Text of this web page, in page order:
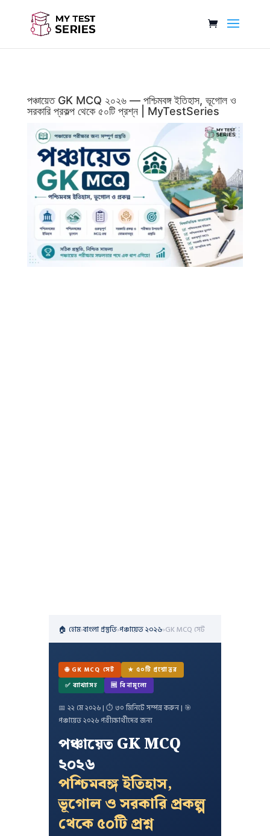
পঞ্চায়েত GK MCQ ২০২৬ — পশ্চিমবঙ্গ ইতিহাস, ভূগোল ও
সরকারি প্রকল্প থেকে ৫০টি প্রশ্ন | MyTestSeries
🏠 হোম›বাংলা প্রস্তুতি›পঞ্চায়েত ২০২৬›GK MCQ সেট
🌐 GK MCQ সেট
★ ৫০টি প্রশ্নোত্তর
✅ ব্যাখ্যাসহ
🆓 বিনামূল্যে
📅 ২২ মে ২০২৬ | ⏱ ৩০ মিনিটে সম্পন্ন করুন | 🎯
পঞ্চায়েত ২০২৬ পরীক্ষার্থীদের জন্য
পঞ্চায়েত GK MCQ
২০২৬
পশ্চিমবঙ্গ ইতিহাস,
ভূগোল ও সরকারি প্রকল্প
থেকে ৫০টি প্রশ্ন